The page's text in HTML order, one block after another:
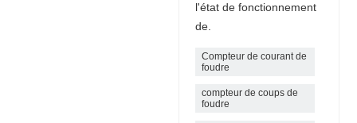
l'état de fonctionnement
de.
Compteur de courant de
foudre
compteur de coups de
foudre